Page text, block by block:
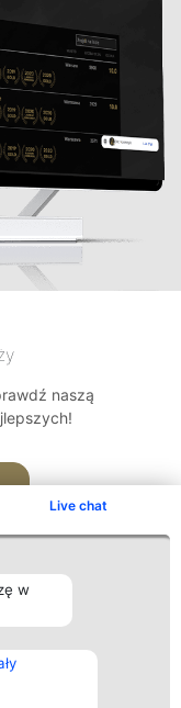
Live chat
w
naszą
Kontakt
Kontakt